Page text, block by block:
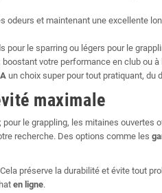
et maintenant une excellente
le sparring ou légers pour le
votre performance en club ou
un choix super pour tout pratiquant, du
maximale
le grappling, les mitaines ouvertes
recherche. Des options comme les
préserve la durabilité et évite tout
en ligne.